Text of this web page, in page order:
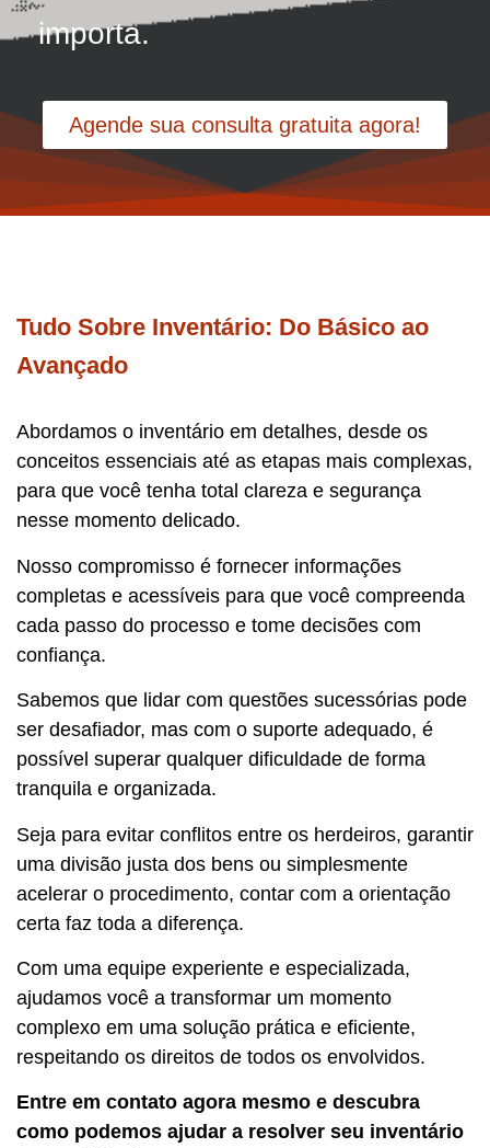
importa.
Agende sua consulta gratuita agora!
Tudo Sobre Inventário: Do Básico ao
Avançado
Abordamos o inventário em detalhes, desde os
conceitos essenciais até as etapas mais complexas,
para que você tenha total clareza e segurança
nesse momento delicado.
Nosso compromisso é fornecer informações
completas e acessíveis para que você compreenda
cada passo do processo e tome decisões com
confiança.
Sabemos que lidar com questões sucessórias pode
ser desafiador, mas com o suporte adequado, é
possível superar qualquer dificuldade de forma
tranquila e organizada.
Seja para evitar conflitos entre os herdeiros, garantir
uma divisão justa dos bens ou simplesmente
acelerar o procedimento, contar com a orientação
certa faz toda a diferença.
Com uma equipe experiente e especializada,
ajudamos você a transformar um momento
complexo em uma solução prática e eficiente,
respeitando os direitos de todos os envolvidos.
Entre em contato agora mesmo e descubra
como podemos ajudar a resolver seu inventário